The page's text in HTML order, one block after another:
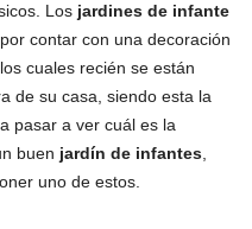
Los jardines de infante
contar con una decoración
cuales recién se están
de su casa, siendo esta la
pasar a ver cuál es la
buen jardín de infantes
uno de estos.